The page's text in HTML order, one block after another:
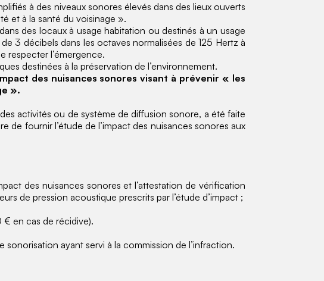
à des niveaux sonores élevés dans des lieux ouverts
et à la santé du voisinage ».
des locaux à usage habitation ou destinés à un usage
3 décibels dans les octaves normalisées de 125 Hertz à
respecter l’émergence.
destinées à la préservation de l’environnement.
des nuisances sonores visant à prévenir « les
».
activités ou de système de diffusion sonore, a été faite
de fournir l’étude de l’impact des nuisances sonores aux
des nuisances sonores et l’attestation de vérification
de pression acoustique prescrits par l’étude d’impact ;
en cas de récidive).
ayant servi à la commission de l’infraction.